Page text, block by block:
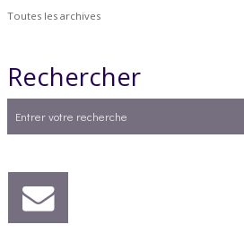
Toutes les archives
Rechercher